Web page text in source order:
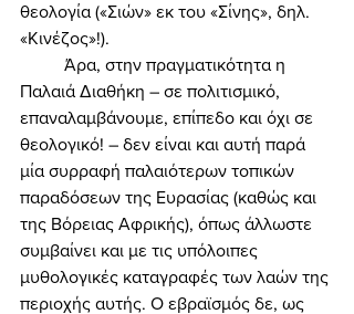
θεολογία («Σιών» εκ του «Σίνης», δηλ.
«Κινέζος»!).
Παλαιά Διαθήκη – σε πολιτισμικό,
επαναλαμβάνουμε, επίπεδο και όχι σε
θεολογικό! – δεν είναι και αυτή παρά
μία συρραφή παλαιότερων τοπικών
παραδόσεων της Ευρασίας (καθώς και
της Βόρειας Αφρικής), όπως άλλωστε
συμβαίνει και με τις υπόλοιπες
μυθολογικές καταγραφές των λαών της
περιοχής αυτής. Ο εβραϊσμός δε, ως